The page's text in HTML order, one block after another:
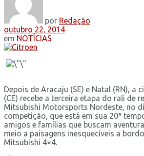
por Redação
outubro 22, 2014
em NOTÍCIAS
Depois de Aracaju (SE) e Natal (RN), a
(CE) recebe a terceira etapa do rali de
Mitsubishi Motorsports Nordeste, no
competição, que está em sua 20ª
amigos e famílias que buscam
meio a paisagens inesquecíveis a
Mitsubishi 4×4.